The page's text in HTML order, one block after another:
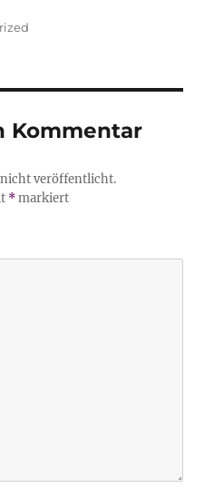
Kommentar
veröffentlicht.
*markiert